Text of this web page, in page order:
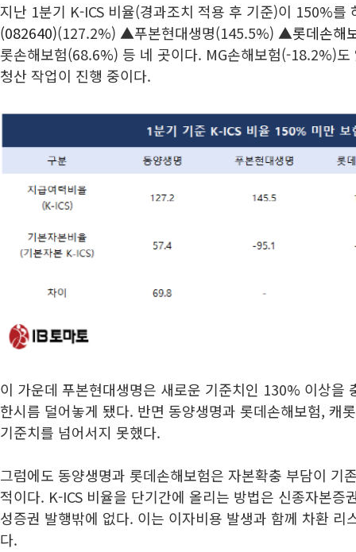
지난 1분기 K-ICS 비율(경과조치 적용 후 기준)이 150%
(082640)(127.2%) ▲푸본현대생명(145.5%) ▲롯데손해
롯손해보험(68.6%) 등 네 곳이다. MG손해보험(-18.2%)도
청산 작업이 진행 중이다.
이 가운데 푸본현대생명은 새로운 기준치인 130% 이상을
한시름 덜어놓게 됐다. 반면 동양생명과 롯데손해보험, 캐
기준치를 넘어서지 못했다.
그럼에도 동양생명과 롯데손해보험은 자본확충 부담이 기
적이다. K-ICS 비율을 단기간에 올리는 방법은 신종자본증
성증권 발행밖에 없다. 이는 이자비용 발생과 함께 차환 리
다.